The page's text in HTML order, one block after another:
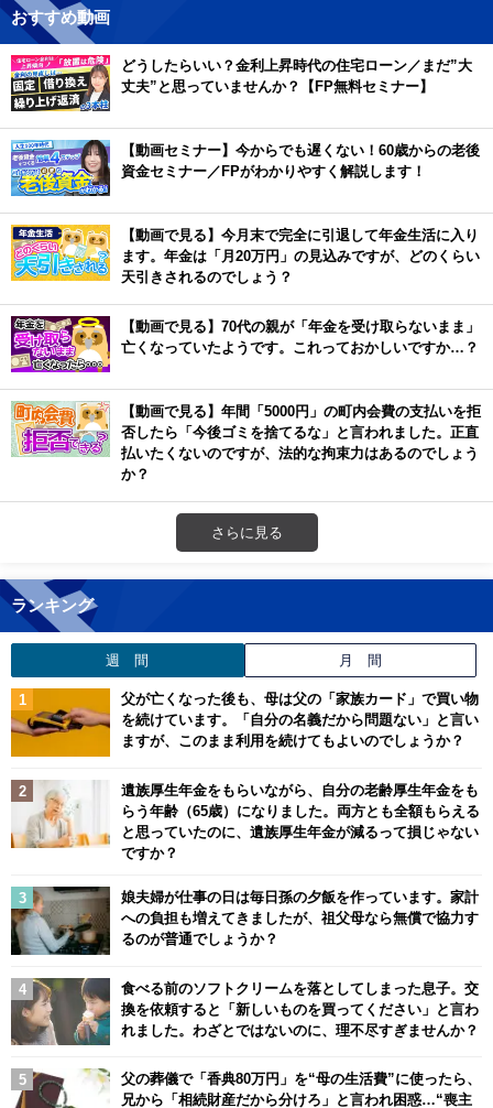
おすすめ動画
どうしたらいい？金利上昇時代の住宅ローン／まだ”大
丈夫”と思っていませんか？【FP無料セミナー】
【動画セミナー】今からでも遅くない！60歳からの老後
資金セミナー／FPがわかりやすく解説します！
【動画で見る】今月末で完全に引退して年金生活に入り
ます。年金は「月20万円」の見込みですが、どのくらい
天引きされるのでしょう？
【動画で見る】70代の親が「年金を受け取らないまま」
亡くなっていたようです。これっておかしいですか…？
【動画で見る】年間「5000円」の町内会費の支払いを拒
否したら「今後ゴミを捨てるな」と言われました。正直
払いたくないのですが、法的な拘束力はあるのでしょう
か？
さらに見る
ランキング
週 間 月 間
父が亡くなった後も、母は父の「家族カード」で買い物
を続けています。「自分の名義だから問題ない」と言い
ますが、このまま利用を続けてもよいのでしょうか？
遺族厚生年金をもらいながら、自分の老齢厚生年金をも
らう年齢（65歳）になりました。両方とも全額もらえる
と思っていたのに、遺族厚生年金が減るって損じゃない
ですか？
娘夫婦が仕事の日は毎日孫の夕飯を作っています。家計
への負担も増えてきましたが、祖父母なら無償で協力す
るのが普通でしょうか？
食べる前のソフトクリームを落としてしまった息子。交
換を依頼すると「新しいものを買ってください」と言わ
れました。わざとではないのに、理不尽すぎませんか？
父の葬儀で「香典80万円」を“母の生活費”に使ったら、
兄から「相続財産だから分けろ」と言われ困惑…“喪主